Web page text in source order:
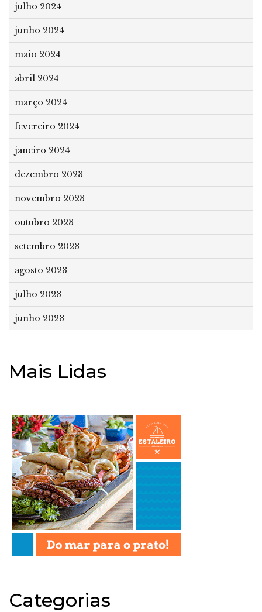
julho 2024
junho 2024
maio 2024
abril 2024
março 2024
fevereiro 2024
janeiro 2024
dezembro 2023
novembro 2023
outubro 2023
setembro 2023
agosto 2023
julho 2023
junho 2023
Mais Lidas
Categorias